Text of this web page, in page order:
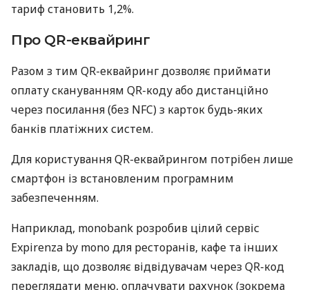
тариф становить 1,2%.
Про QR-еквайринг
Разом з тим QR-еквайринг дозволяє приймати
оплату скануванням QR-коду або дистанційно
через посилання (без NFC) з карток будь-яких
банків платіжних систем.
Для користування QR-еквайрингом потрібен лише
смартфон із встановленим програмним
забезпеченням.
Наприклад, monobank розробив цілий сервіс
Expirenza by mono для ресторанів, кафе та інших
закладів, що дозволяє відвідувачам через QR-код
переглядати меню, оплачувати рахунок (зокрема